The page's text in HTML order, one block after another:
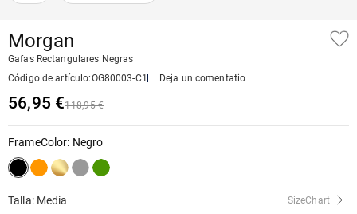
Morgan
Gafas Rectangulares Negras
Código de artículo:OG80003-C1 Deja un comentatio
56,95 €118,95 €
FrameColor: Negro
Talla: Media SizeChart